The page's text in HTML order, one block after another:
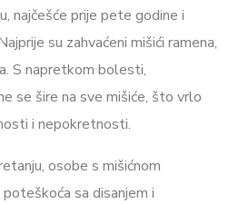
najčešće prije pete godine i
su zahvaćeni mišići ramena,
S napretkom bolesti,
se šire na sve mišiće, što vrlo
i nepokretnosti.
osobe s mišićnom
sa disanjem i